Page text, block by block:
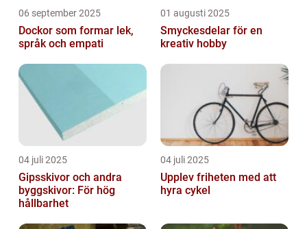
06 september 2025
Dockor som formar lek,
språk och empati
01 augusti 2025
Smyckesdelar för en
kreativ hobby
04 juli 2025
Gipsskivor och andra
byggskivor: För hög
hållbarhet
04 juli 2025
Upplev friheten med att
hyra cykel